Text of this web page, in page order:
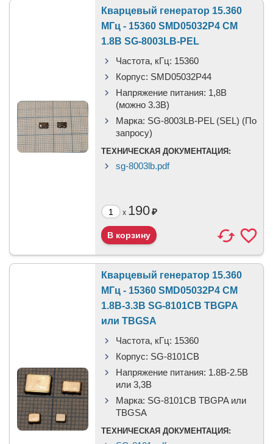
Кварцевый генератор 15.360
МГц - 15360 SMD05032P4 CM
1.8В SG-8003LB-PEL
Частота, кГц: 15360
Корпус: SMD05032P44
Напряжение питания: 1,8В
(можно 3.3В)
Марка: SG-8003LB-PEL (SEL) (По
запросу)
ТЕХНИЧЕСКАЯ ДОКУМЕНТАЦИЯ:
sg-8003lb.pdf
x 190₽
Кварцевый генератор 15.360
МГц - 15360 SMD05032P4 CM
1.8В-3.3В SG-8101CB TBGPA
или TBGSA
Частота, кГц: 15360
Корпус: SG-8101CB
Напряжение питания: 1.8В-2.5B
или 3,3B
Марка: SG-8101CB TBGPA или
TBGSA
ТЕХНИЧЕСКАЯ ДОКУМЕНТАЦИЯ: